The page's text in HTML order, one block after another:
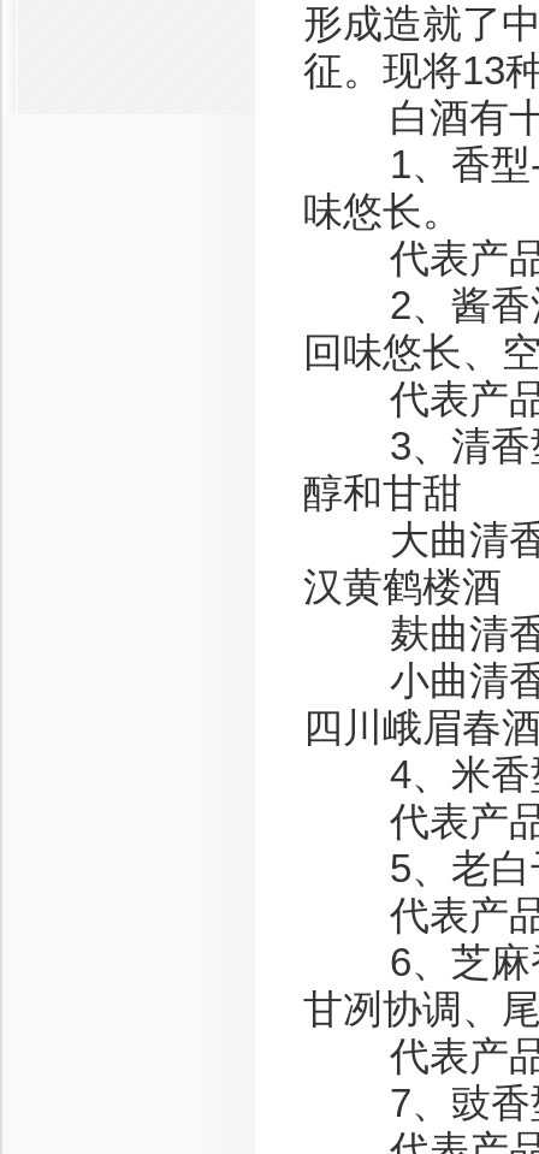
形成造就了
征。现将13
白酒有十
1、香型
味悠长。
代表产品
2、酱香酒
回味悠长、
代表产品
3、清香型
醇和甘甜
大曲清香
汉黄鹤楼酒
麸曲清香
小曲清香
四川峨眉春
4、米香型
代表产品
5、老白干
代表产品
6、芝麻香
甘冽协调、
代表产品
7、豉香